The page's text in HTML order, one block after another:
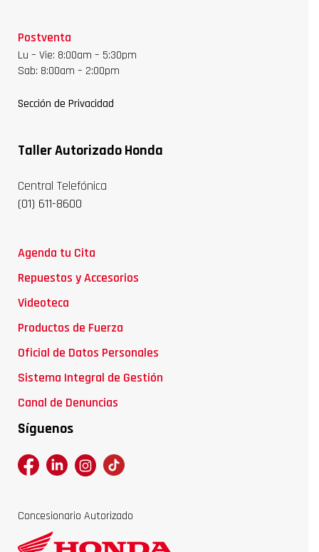
Postventa
Lu – Vie: 8:00am – 5:30pm
Sab: 8:00am – 2:00pm
Sección de Privacidad
Taller Autorizado Honda
Central Telefónica
(01) 611-8600
Agenda tu Cita
Repuestos y Accesorios
Videoteca
Productos de Fuerza
Oficial de Datos Personales
Sistema Integral de Gestión
Canal de Denuncias
Síguenos
Concesionario Autorizado